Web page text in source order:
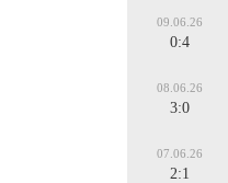
09.06.26
0:4
08.06.26
3:0
07.06.26
2:1